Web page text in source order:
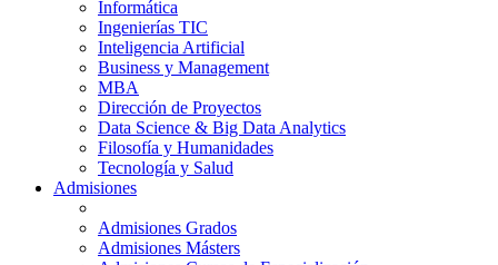
Informática
Ingenierías TIC
Inteligencia Artificial
Business y Management
MBA
Dirección de Proyectos
Data Science & Big Data Analytics
Filosofía y Humanidades
Tecnología y Salud
Admisiones
Admisiones Grados
Admisiones Másters